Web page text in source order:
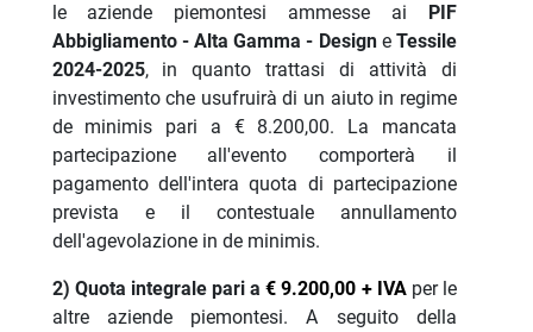
le aziende piemontesi ammesse ai
PIF
Abbigliamento - Alta Gamma - Design eTessile
2024-2025, in quanto trattasi di attività di
investimento che usufruirà di un aiuto in regime
de minimis pari a € 8.200,00. La mancata
partecipazione all'evento comporterà il
pagamento dell'intera quota di partecipazione
prevista e il contestuale annullamento
dell'agevolazione in de minimis.
2) Quota integrale pari a€ 9.200,00 + IVA per le
altre aziende piemontesi. A seguito della